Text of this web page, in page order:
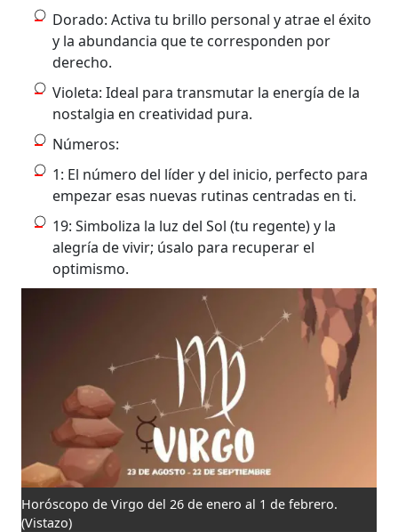
Dorado: Activa tu brillo personal y atrae el éxito
y la abundancia que te corresponden por
derecho.
Violeta: Ideal para transmutar la energía de la
nostalgia en creatividad pura.
Números:
1: El número del líder y del inicio, perfecto para
empezar esas nuevas rutinas centradas en ti.
19: Simboliza la luz del Sol (tu regente) y la
alegría de vivir; úsalo para recuperar el
optimismo.
Horóscopo de Virgo del 26 de enero al 1 de febrero.
(Vistazo)